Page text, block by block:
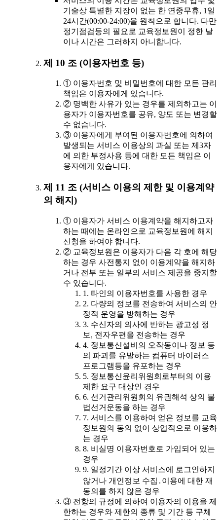
기술상 특별한 지장이 없는 한 연중무휴, 1일
24시간(00:00-24:00)을 원칙으로 합니다. 다만
정기점검등의 필요로 교육정보원이 정한 날
이나 시간은 그러하지 아니합니다.
제 10 조 (이용자번호 등)
① 이용자번호 및 비밀번호에 대한 모든 관리
책임은 이용자에게 있습니다.
② 명백한 사유가 있는 경우를 제외하고는 이
용자가 이용자번호를 공유, 양도 또는 변경할
수 없습니다.
③ 이용자에게 부여된 이용자번호에 의하여
발생되는 서비스 이용상의 과실 또는 제3자
에 의한 부정사용 등에 대한 모든 책임은 이
용자에게 있습니다.
제 11 조 (서비스 이용의 제한 및 이용계약
의 해지)
① 이용자가 서비스 이용계약을 해지하고자
하는 때에는 온라인으로 교육정보원에 해지
신청을 하여야 합니다.
② 교육정보원은 이용자가 다음 각 호에 해당
하는 경우 사전통지 없이 이용계약을 해지하
거나 전부 또는 일부의 서비스 제공을 중지할
수 있습니다.
1. 타인의 이용자번호를 사용한 경우
2. 다량의 정보를 전송하여 서비스의 안
정적 운영을 방해하는 경우
3. 수신자의 의사에 반하는 광고성 정
보, 전자우편을 전송하는 경우
4. 정보통신설비의 오작동이나 정보 등
의 파괴를 유발하는 컴퓨터 바이러스
프로그램등을 유포하는 경우
5. 정보통신윤리위원회로부터의 이용
제한 요구 대상인 경우
6. 선거관리위원회의 유권해석 상의 불
법선거운동을 하는 경우
7. 서비스를 이용하여 얻은 정보를 교육
정보원의 동의 없이 상업적으로 이용하
는 경우
8. 비실명 이용자번호로 가입되어 있는
경우
9. 일정기간 이상 서비스에 로그인하지
않거나 개인정보 수집․이용에 대한 재
동의를 하지 않은 경우
③ 전항의 규정에 의하여 이용자의 이용을 제
한하는 경우와 제한의 종류 및 기간 등 구체